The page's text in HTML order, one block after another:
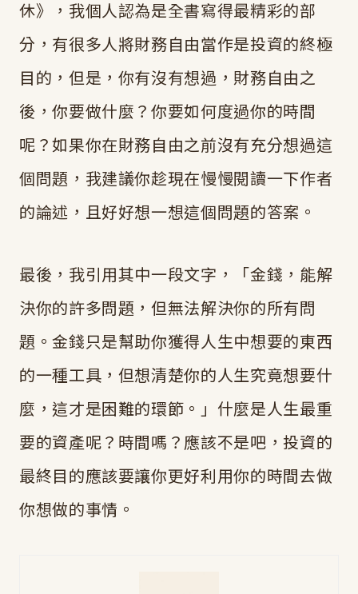
休》，我個人認為是全書寫得最精彩的部
分，有很多人將財務自由當作是投資的終極
目的，但是，你有沒有想過，財務自由之
後，你要做什麼？你要如何度過你的時間
呢？如果你在財務自由之前沒有充分想過這
個問題，我建議你趁現在慢慢閱讀一下作者
的論述，且好好想一想這個問題的答案。
最後，我引用其中一段文字，「金錢，能解
決你的許多問題，但無法解決你的所有問
題。金錢只是幫助你獲得人生中想要的東西
的一種工具，但想清楚你的人生究竟想要什
麼，這才是困難的環節。」什麼是人生最重
要的資產呢？時間嗎？應該不是吧，投資的
最終目的應該要讓你更好利用你的時間去做
你想做的事情。